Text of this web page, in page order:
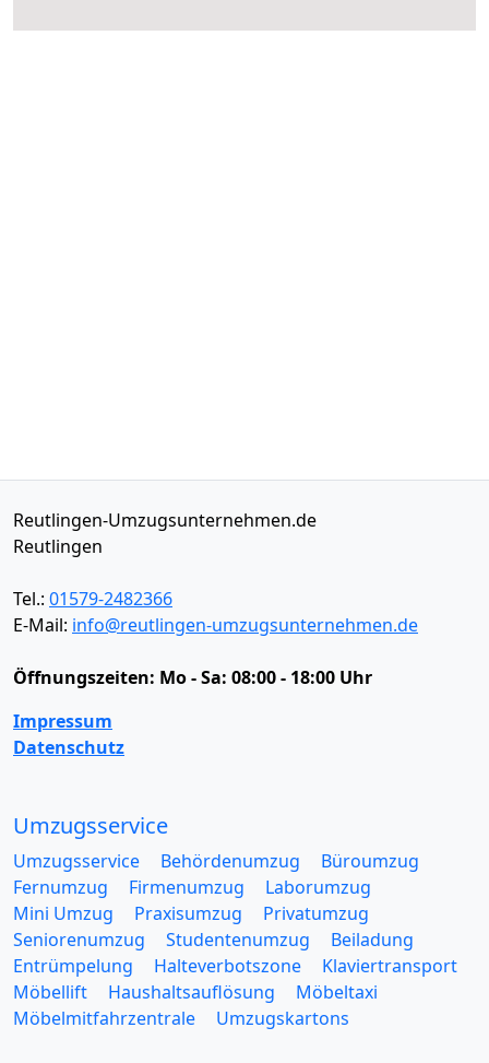
Reutlingen-Umzugsunternehmen.de
Reutlingen
Tel.: 01579-2482366
E-Mail: info@reutlingen-umzugsunternehmen.de
Öffnungszeiten: Mo - Sa: 08:00 - 18:00 Uhr
Impressum
Datenschutz
Umzugsservice
Umzugsservice Behördenumzug
Büroumzug
Fernumzug
Firmenumzug
Laborumzug
Mini Umzug
Praxisumzug
Privatumzug
Seniorenumzug
Studentenumzug
Beiladung
Entrümpelung
Halteverbotszone
Klaviertransport
Möbellift
Haushaltsauflösung
Möbeltaxi
Möbelmitfahrzentrale
Umzugskartons